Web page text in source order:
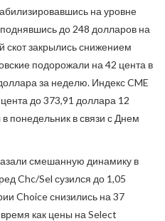
на уровне
до 248 долларов на
закрылись снижением
подорожали на 42 цента в
за неделю. Индекс CME
до 373,91 доллара 12
понедельник в связи с Днем
смешанную динамику в
Chc/Sel сузился до 1,05
Choice снизились на 37
как цены на Select